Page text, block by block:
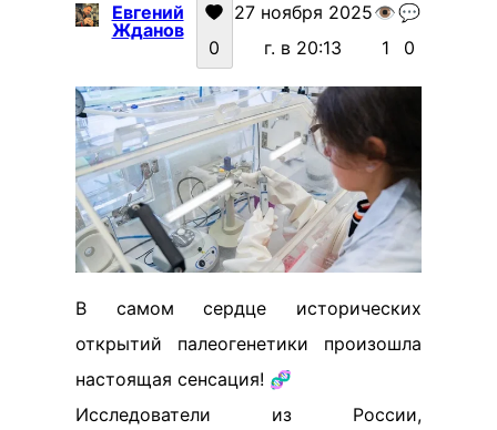
Евгений
Жданов
0
27 ноября 2025
г. в 20:13
👁️
1
💬
0
В самом сердце исторических
открытий палеогенетики произошла
настоящая сенсация! 🧬
Исследователи из России,